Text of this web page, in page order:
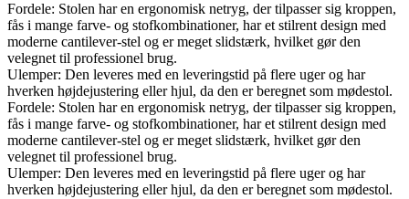
Fordele: Stolen har en ergonomisk netryg, der tilpasser sig kroppen,
fås i mange farve- og stofkombinationer, har et stilrent design med
moderne cantilever-stel og er meget slidstærk, hvilket gør den
velegnet til professionel brug.
Ulemper: Den leveres med en leveringstid på flere uger og har
hverken højdejustering eller hjul, da den er beregnet som mødestol.
Fordele: Stolen har en ergonomisk netryg, der tilpasser sig kroppen,
fås i mange farve- og stofkombinationer, har et stilrent design med
moderne cantilever-stel og er meget slidstærk, hvilket gør den
velegnet til professionel brug.
Ulemper: Den leveres med en leveringstid på flere uger og har
hverken højdejustering eller hjul, da den er beregnet som mødestol.